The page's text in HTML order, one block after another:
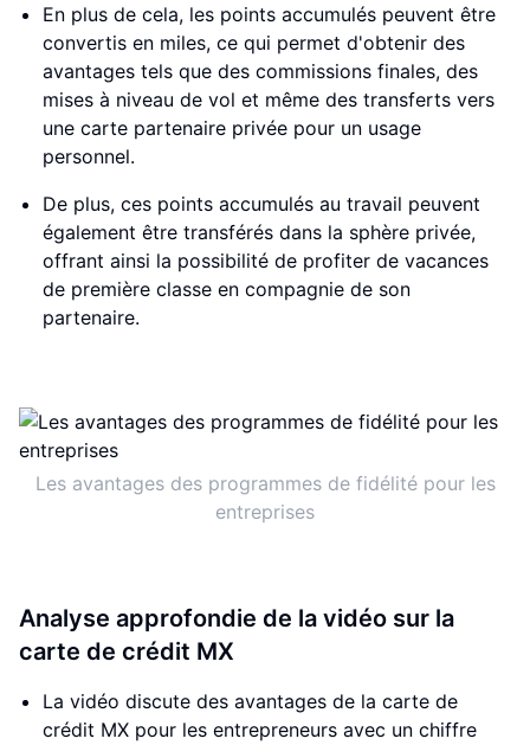
En plus de cela, les points accumulés peuvent être
convertis en miles, ce qui permet d'obtenir des
avantages tels que des commissions finales, des
mises à niveau de vol et même des transferts vers
une carte partenaire privée pour un usage
personnel.
De plus, ces points accumulés au travail peuvent
également être transférés dans la sphère privée,
offrant ainsi la possibilité de profiter de vacances
de première classe en compagnie de son
partenaire.
Les avantages des programmes de fidélité pour les
entreprises
Analyse approfondie de la vidéo sur la
carte de crédit MX
La vidéo discute des avantages de la carte de
crédit MX pour les entrepreneurs avec un chiffre